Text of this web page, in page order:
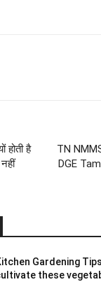
होती है
TN
DGE
Gardening
these